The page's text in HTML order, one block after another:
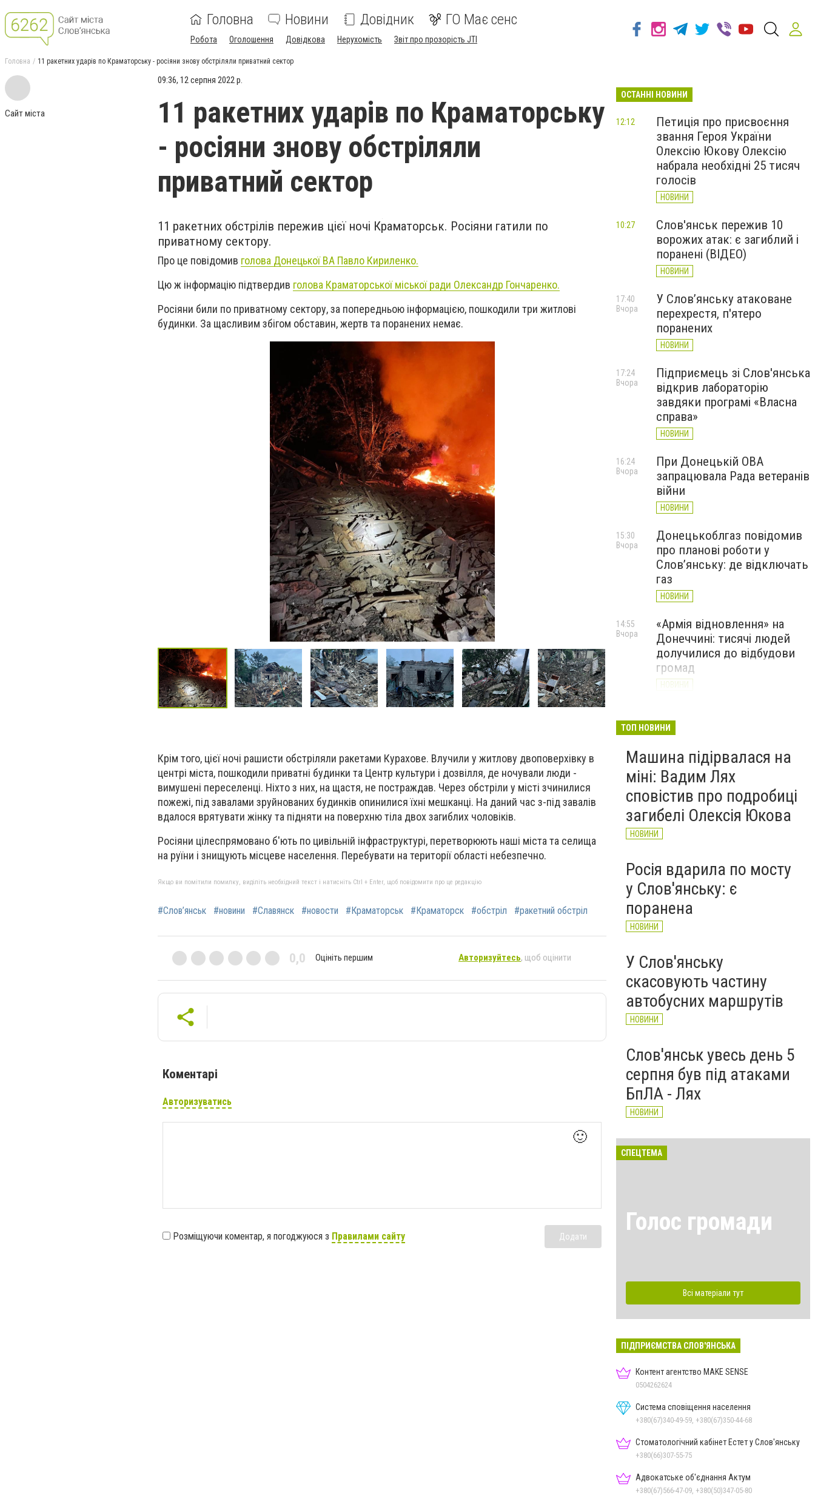
Головна Новини Довідник ГО Має сенс
Робота Оголошення Довідкова Нерухомість Звіт про прозорість JTI
Головна 11 ракетних ударів по Краматорську - росіяни знову обстріляли приватний сектор
Сайт міста
09:36, 12 серпня 2022 р.
11 ракетних ударів по Краматорську
- росіяни знову обстріляли
приватний сектор
11 ракетних обстрілів пережив цієї ночі Краматорськ. Росіяни гатили по
приватному сектору.
Про це повідомив голова Донецької ВА Павло Кириленко.
Цю ж інформацію підтвердив голова Краматорської міської ради Олександр Гончаренко.
Росіяни били по приватному сектору, за попередньою інформацією, пошкодили три житлові
будинки. За щасливим збігом обставин, жертв та поранених немає.
Крім того, цієї ночі рашисти обстріляли ракетами Курахове. Влучили у житлову двоповерхівку в
центрі міста, пошкодили приватні будинки та Центр культури і дозвілля, де ночували люди -
вимушені переселенці. Ніхто з них, на щастя, не постраждав. Через обстріли у місті зчинилися
пожежі, під завалами зруйнованих будинків опинилися їхні мешканці. На даний час з-під завалів
вдалося врятувати жінку та підняти на поверхню тіла двох загиблих чоловіків.
Росіяни цілеспрямовано б'ють по цивільній інфраструктурі, перетворюють наші міста та селища
на руїни і знищують місцеве населення. Перебувати на території області небезпечно.
Якщо ви помітили помилку, виділіть необхідний текст і натисніть Ctrl + Enter, щоб повідомити про це редакцію
#Слов’янськ #новини #Славянск #новости #Краматорськ #Краматорск #обстріл #ракетний обстріл
0,0 Оцініть першим Авторизуйтесь, щоб оцінити
Коментарі
Авторизуватись
🙂
Розміщуючи коментар, я погоджуюся з Правилами сайту Додати
ОСТАННІ НОВИНИ
Петиція про присвоєння
звання Героя України
Олексію Юкову Олексію
набрала необхідні 25 тисяч
голосів
НОВИНИ
12:12
Слов'янськ пережив 10
ворожих атак: є загиблий і
поранені (ВІДЕО)
НОВИНИ
10:27
У Слов’янську атаковане
перехрестя, п'ятеро
поранених
НОВИНИ
17:40
Вчора
Підприємець зі Слов'янська
відкрив лабораторію
завдяки програмі «Власна
справа»
НОВИНИ
17:24
Вчора
При Донецькій ОВА
запрацювала Рада ветеранів
війни
НОВИНИ
16:24
Вчора
Донецькоблгаз повідомив
про планові роботи у
Слов’янську: де відключать
газ
НОВИНИ
15:30
Вчора
«Армія відновлення» на
Донеччині: тисячі людей
долучилися до відбудови
громад
НОВИНИ
14:55
Вчора
Слов'янської бригади
(ВІДЕО)
НОВИНИ
Вчора
ТОП НОВИНИ
Машина підірвалася на
міні: Вадим Лях
сповістив про подробиці
загибелі Олексія Юкова
НОВИНИ
Росія вдарила по мосту
у Слов'янську: є
поранена
НОВИНИ
У Слов'янську
скасовують частину
автобусних маршрутів
НОВИНИ
Слов'янськ увесь день 5
серпня був під атаками
БпЛА - Лях
НОВИНИ
СПЕЦТЕМА
Голос громади
Всі матеріали тут
ПІДПРИЄМСТВА СЛОВ'ЯНСЬКА
Контент агентство MAKE SENSE
0504262624
Система сповіщення населення
+380(67)340-49-59, +380(67)350-44-68
Стоматологічний кабінет Естет у Слов'янську
+380(66)307-55-75
Адвокатське об'єднання Актум
+380(67)566-47-09, +380(50)347-05-80